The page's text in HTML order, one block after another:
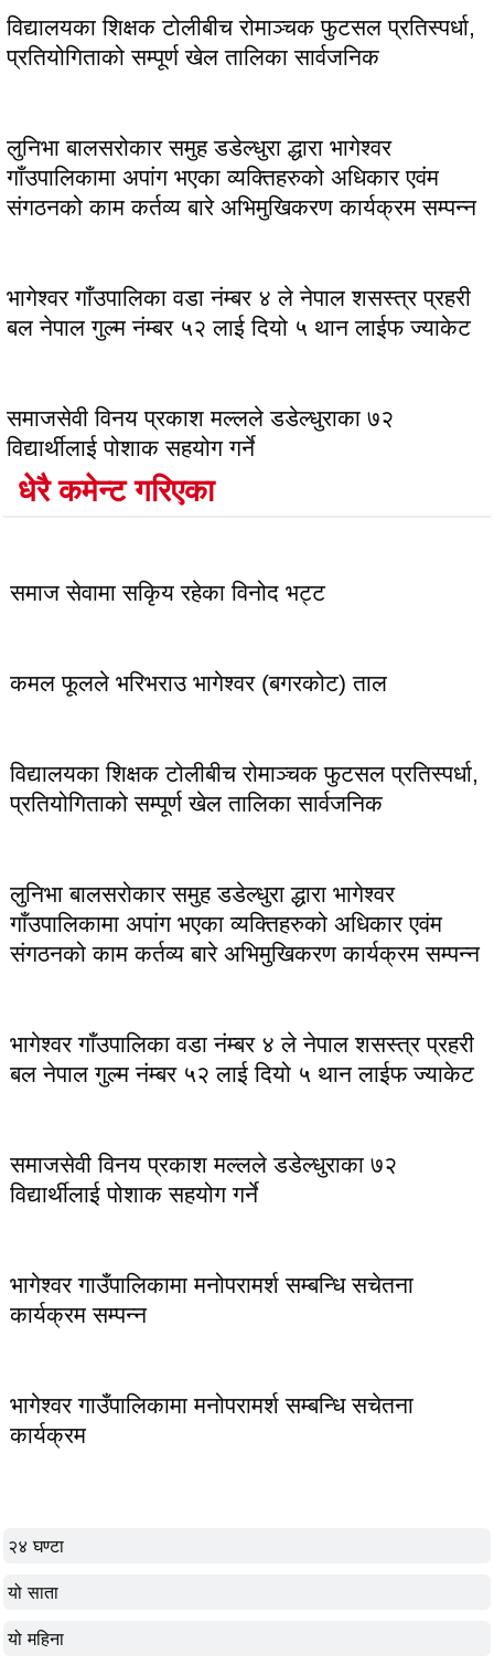
विद्यालयका शिक्षक टोलीबीच रोमाञ्चक फुटसल प्रतिस्पर्धा,
प्रतियोगिताको सम्पूर्ण खेल तालिका सार्वजनिक
लुनिभा बालसरोकार समुह डडेल्धुरा द्धारा भागेश्वर
गाँउपालिकामा अपांग भएका व्यक्तिहरुको अधिकार एवंम
संगठनको काम कर्तव्य बारे अभिमुखिकरण कार्यक्रम सम्पन्न
भागेश्वर गाँउपालिका वडा नंम्बर ४ ले नेपाल शसस्त्र प्रहरी
बल नेपाल गुल्म नंम्बर ५२ लाई दियो ५ थान लाईफ ज्याकेट
समाजसेवी विनय प्रकाश मल्लले डडेल्धुराका ७२
विद्यार्थीलाई पोशाक सहयोग गर्ने
धेरै कमेन्ट गरिएका
२४ घण्टा
यो साता
यो महिना
समाज सेवामा सकिृय रहेका विनोद भट्ट
कमल फूलले भरिभराउ भागेश्वर (बगरकोट) ताल
विद्यालयका शिक्षक टोलीबीच रोमाञ्चक फुटसल प्रतिस्पर्धा,
प्रतियोगिताको सम्पूर्ण खेल तालिका सार्वजनिक
लुनिभा बालसरोकार समुह डडेल्धुरा द्धारा भागेश्वर
गाँउपालिकामा अपांग भएका व्यक्तिहरुको अधिकार एवंम
संगठनको काम कर्तव्य बारे अभिमुखिकरण कार्यक्रम सम्पन्न
भागेश्वर गाँउपालिका वडा नंम्बर ४ ले नेपाल शसस्त्र प्रहरी
बल नेपाल गुल्म नंम्बर ५२ लाई दियो ५ थान लाईफ ज्याकेट
समाजसेवी विनय प्रकाश मल्लले डडेल्धुराका ७२
विद्यार्थीलाई पोशाक सहयोग गर्ने
भागेश्वर गाउँपालिकामा मनोपरामर्श सम्बन्धि सचेतना
कार्यक्रम सम्पन्न
भागेश्वर गाउँपालिकामा मनोपरामर्श सम्बन्धि सचेतना
कार्यक्रम